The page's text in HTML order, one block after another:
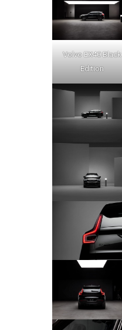
Volvo EX40 Black
Edition